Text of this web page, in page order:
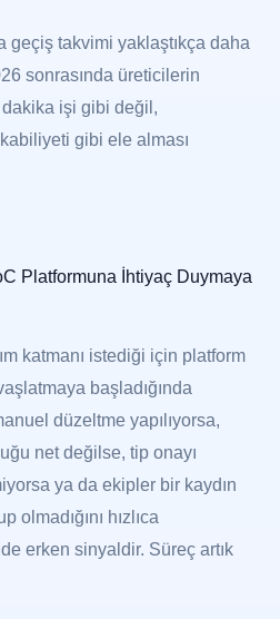
geçiş takvimi yaklaştıkça daha
sonrasında üreticilerin
işi gibi değil,
gibi ele alması
Platformuna İhtiyaç Duymaya
katmanı istediği için platform
başladığında
düzeltme yapılıyorsa,
net değilse, tip onayı
ya da ekipler bir kaydın
olmadığını hızlıca
erken sinyaldir. Süreç artık